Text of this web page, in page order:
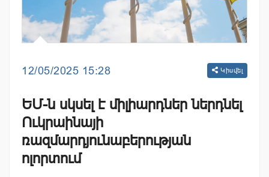
12/05/2025 15:28 Կիսվել
ԵՄ-ն սկսել է միլիարդներ ներդնել
Ուկրաինայի
ռազմարդյունաբերության
ոլորտում